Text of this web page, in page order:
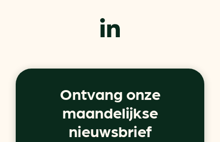
Ontvang onze
maandelijkse
nieuwsbrief